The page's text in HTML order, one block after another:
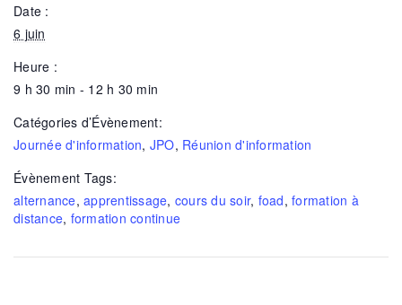
Date :
6 juin
Heure :
9 h 30 min - 12 h 30 min
Catégories d’Évènement:
Journée d'information, JPO, Réunion d'information
Évènement Tags:
alternance, apprentissage, cours du soir, foad, formation à
distance, formation continue